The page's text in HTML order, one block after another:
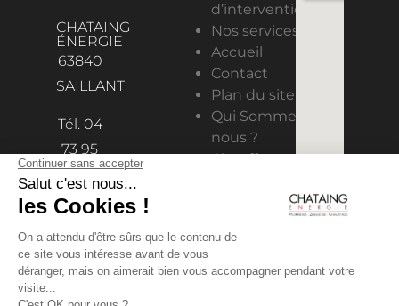
CHATAING
ÉNERGIE
63840
SAILLANT
Tél. 04
73 95
98 11
contact@chataing-
d’intervention
Nos services
Accueil
Contact
Plan du site
Qui Sommes-
nous ?
Chauffage
Climatisation
Plomberie
Pompes à